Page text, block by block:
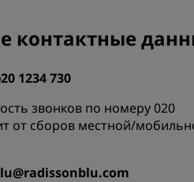
контактные
1234 730
звонков по номеру 020
от сборов местной/